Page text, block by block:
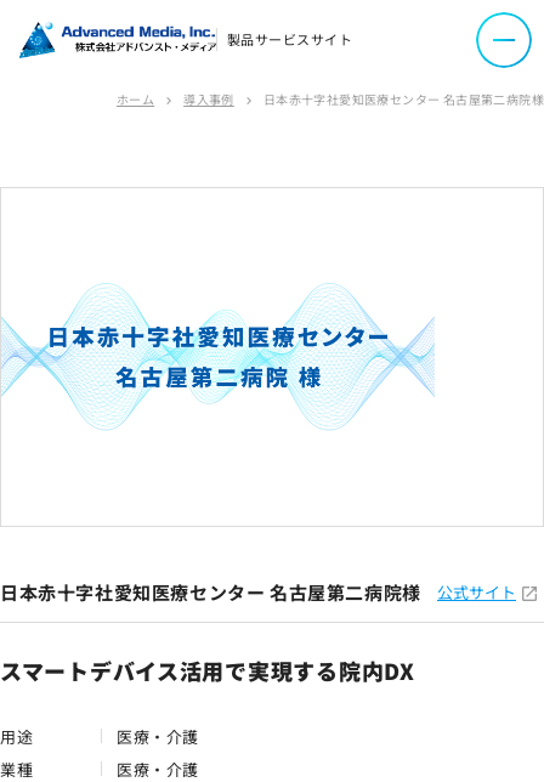
サイトのご利用について
労働者派遣事業に関わる情報
製品サービスサイト
ホーム chevron_right 導入事例 chevron_right 日本赤十字社愛知医療センター 名古屋第二病院様
日本赤十字社愛知医療センター 名古屋第二病院様 公式サイト
スマートデバイス活用で実現する院内DX
用途
医療・介護
業種
医療・介護